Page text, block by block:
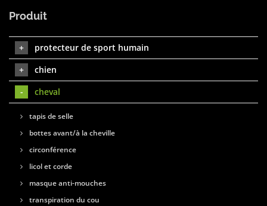
Produit
protecteur de sport humain
chien
cheval
tapis de selle
bottes avant/à la cheville
circonférence
licol et corde
masque anti-mouches
transpiration du cou